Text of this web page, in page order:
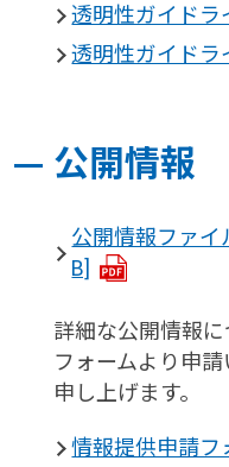
透明性ガイドラ
透明性ガイドラ
公開情報
公開情報ファイ
B]
詳細な公開情報
フォームより申
申し上げます。
情報提供申請フ